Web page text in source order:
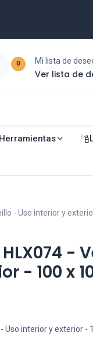
0 Mi lista de
Ver lista de
- Uso interior y
-
- 100 x
Uso interior y exterior -